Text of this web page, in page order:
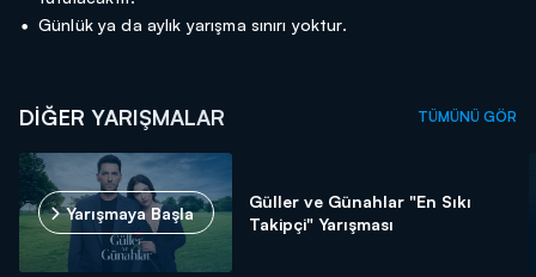
Günlük ya da aylık yarışma sınırı yoktur.
DİĞER YARIŞMALAR TÜMÜNÜ GÖR
Yarışmaya Başla
Güller ve Günahlar "En Sıkı
Takipçi" Yarışması